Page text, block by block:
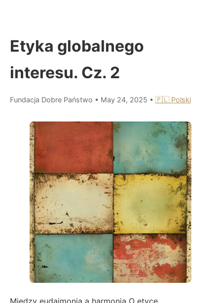
Etyka globalnego
interesu. Cz. 2
Fundacja Dobre Państwo • May 24, 2025 • 🇵🇱 Polski
Między eudajmonią a harmonią O etyce,